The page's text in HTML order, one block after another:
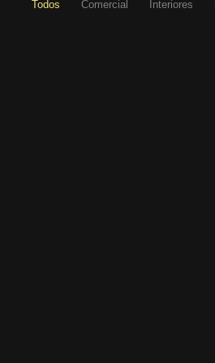
Todos Comercial Interiores